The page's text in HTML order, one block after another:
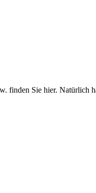
Sie hier. Natürlich